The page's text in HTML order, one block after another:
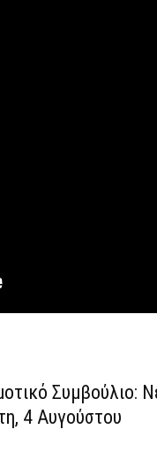
Συμβούλιο:
4 Αυγούστου